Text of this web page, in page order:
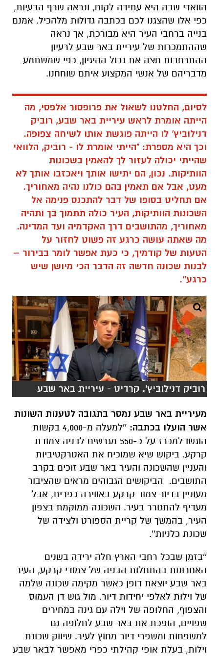
הוואדי שבה היא עתידה לקום, ונראה שרף הבעיות,
כפי אלו שהצגנו לכם בכתבה גדולות מלהכיל. אמנם
בנייה ברחבי העיר היא מבורכת, אך נראה
שההתמכרות של עיריית באר שבע לרעיון
ההתרחבות חצה את גבול ההיגיון, כפי שמשתמע
מדבריהם של אנשי המקצוע איתם שוחחנו.
לסיום, החלטנו לשאול את פרופסור אלפסי, מה
הייתה אומרת לראש עיריית באר שבע, רוביק
דנילוביץ' לו הייתה פוגשת אותו לשיחה צפופה.
וכך היא מספרת: "הייתי אומרת לו - רוביק, הלוואי
שהייתי יכולה לעזור לך להאמין בשכונות
הוותיקות. נכון, הם יתישו אותך ויאכזבו אותך לא
מעט, אבל אם תאמין בהם כולנו נהיה מאחוריך.
אם תחליט בסופו של דבר להתכנס פנימה אל
השכונות הוותיקות, העיר כולה תתמוך בך ותהיה
מאחוריך, מהתושבים דרך האקדמיה ועד המדינה.
מה שאתה עושה כרגע זה פשוט לחזור על
הטעות של קודמיך, כי כעת אפשר לומר בבירור –
לבנות שכונה חדשה זה הדבר הכי מיושן שיש
כרגע''.
רוביק דנילוביץ'. קרדיט - עיריית באר שבע
מעיריית באר שבע נמסר בתגובה לטענות השונות
אשר הועלו בכתבה:
''למעלה מ-4,000 בקשות
הוגשו למכרז על כ-550 מגרשים לבניה צמודת
קרקע. ביקוש שיא שמוכיח את האטרקטיביות
והעניין שהשכונה והעיר באר שבע זוכים בקרב
התושבים. הביקושים הגבוהים מראים שהציבור
מעוניין בדיור צמוד קרקע באווירה כפרית, אבל
מעדיף להתגורר בעיר. השכונה ממוקמת בצפון
העיר, בהמשך של קריית הספורט ולצידה של
שכונת כלניות''.
''בזמן שבכל רחבי הארץ חלה ירידה בשנים
האחרונות בהתחלות הבניה של צמודי קרקע, העיר
באר שבע יוצאת דופן כאשר מקימה שכונה שלמה
של וילות לאלפי יחידות דיור. מול גוש דן העמוס
והצפוף, החלופה של וילה עם גינה במחירים
שפויים, הופכת את באר שבע לחלופה גם
למשפחות ומשפרי דיור מחוץ לעיר. שיווק שכונת
וילות, בעלת אופי קהילתי כפרי מאפשר לבאר שבע